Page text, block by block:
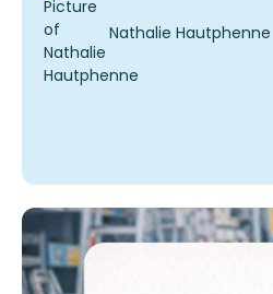
Nathalie Hautphenne